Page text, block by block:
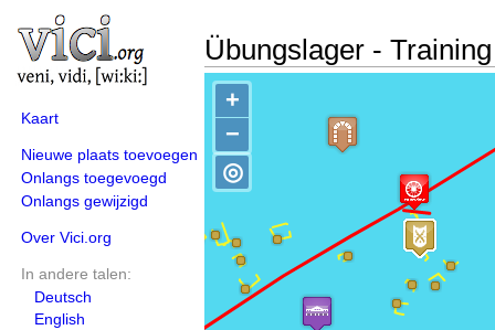
Kaart
Nieuwe plaats toevoegen
Onlangs toegevoegd
Onlangs gewijzigd
Over Vici.org
In andere talen:
Deutsch
English
Übungslager -
+
−
◎